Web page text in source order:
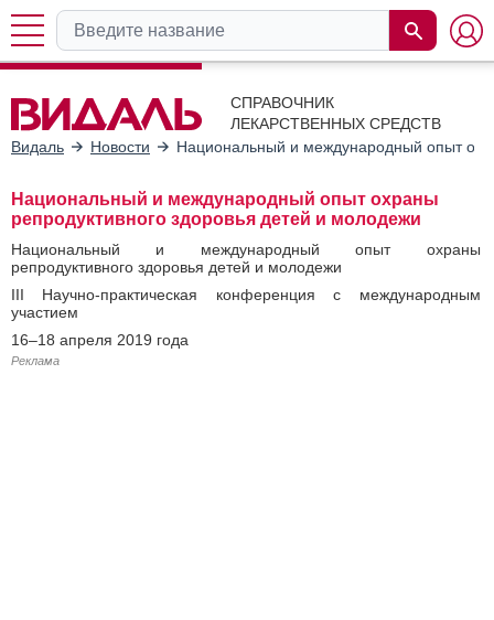
СПРАВОЧНИК
ЛЕКАРСТВЕННЫХ СРЕДСТВ
Видаль
Новости Национальный и международный опыт
Национальный и международный опыт охраны
репродуктивного здоровья детей и молодежи
Национальный и международный опыт охраны
репродуктивного здоровья детей и молодежи
III Научно-практическая конференция с международным
участием
16–18 апреля 2019 года
Реклама